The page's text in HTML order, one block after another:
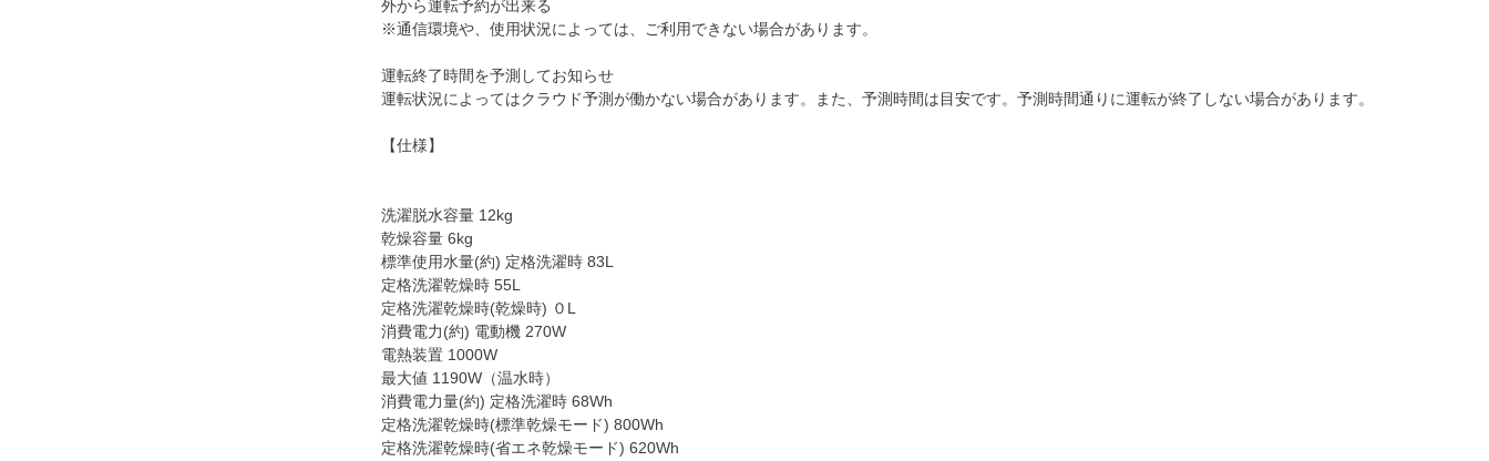
外から運転予約が出来る
※通信環境や、使用状況によっては、ご利用できない場合があります。
運転終了時間を予測してお知らせ
運転状況によってはクラウド予測が働かない場合があります。また、予測時間は目安です。予測時間通りに運転が終了しない場合があります。
【仕様】
洗濯脱水容量 12kg
乾燥容量 6kg
標準使用水量(約) 定格洗濯時 83L
定格洗濯乾燥時 55L
定格洗濯乾燥時(乾燥時) ０L
消費電力(約) 電動機 270W
電熱装置 1000W
最大値 1190W（温水時）
消費電力量(約) 定格洗濯時 68Wh
定格洗濯乾燥時(標準乾燥モード) 800Wh
定格洗濯乾燥時(省エネ乾燥モード) 620Wh